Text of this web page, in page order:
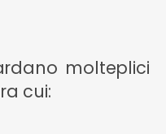
molteplici
cui: